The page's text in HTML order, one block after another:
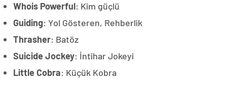
Whois Powerful: Kim güçlü
Guiding: Yol Gösteren, Rehberlik
Thrasher: Batöz
Suicide Jockey: İntihar Jokeyi
Little Cobra: Küçük Kobra